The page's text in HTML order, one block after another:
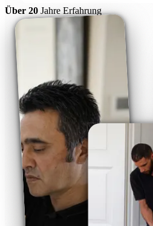
Über 20 Jahre Erfahrung